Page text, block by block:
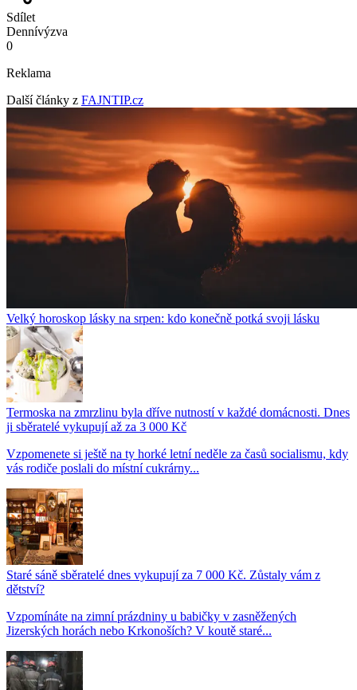
Sdílet
Dennívýzva
0
Reklama
Další články z FAJNTIP.cz
Velký horoskop lásky na srpen: kdo konečně potká svoji lásku
Termoska na zmrzlinu byla dříve nutností v každé domácnosti. Dnes
ji sběratelé vykupují až za 3 000 Kč
Vzpomenete si ještě na ty horké letní neděle za časů socialismu, kdy
vás rodiče poslali do místní cukrárny...
Staré sáně sběratelé dnes vykupují za 7 000 Kč. Zůstaly vám z
dětství?
Vzpomínáte na zimní prázdniny u babičky v zasněžených
Jizerských horách nebo Krkonoších? V koutě staré...